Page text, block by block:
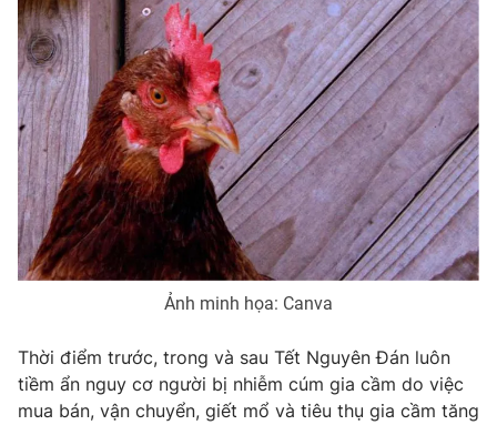
Tin tức
Thế giới đó đây
Câu chuyện quốc tế
Kinh tế
Tài chính
Thị trường
Góc doanh nghiệp
Dữ liệu và đời sống
Truyền hình
Phim VTV
Hậu trường
Khán giả
Giải sao mai
Giải trí
Điện ảnh
Sao
Làm đẹp
Giáo dục
Tuyển sinh
Ảnh minh họa: Canva
Thời điểm trước, trong và sau Tết Nguyên Đán luôn
tiềm ẩn nguy cơ người bị nhiễm cúm gia cầm do việc
mua bán, vận chuyển, giết mổ và tiêu thụ gia cầm tăng